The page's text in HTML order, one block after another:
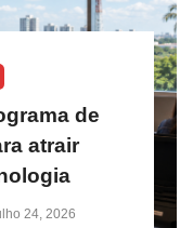
de
atrair
24, 2026